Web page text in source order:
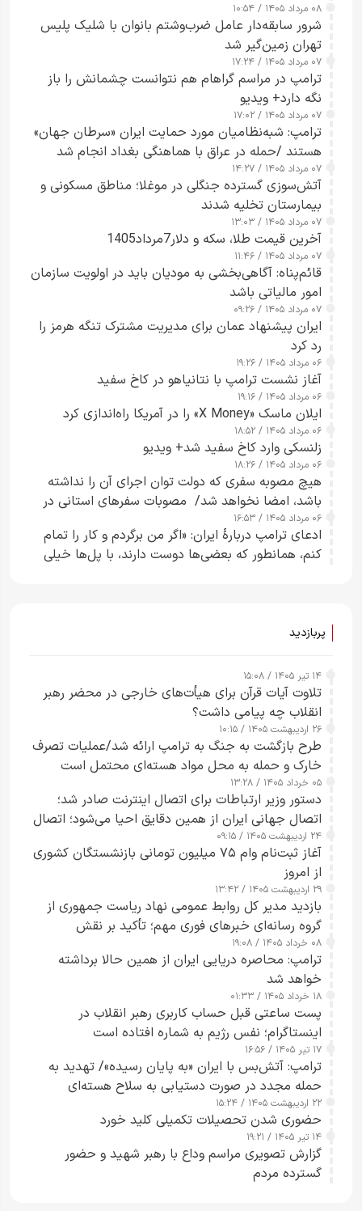
۰۸ مرداد ۱۴۰۵ / ۱۰:۵۴
شرور سابقه‌دار عامل ضرب‌وشتم بانوان با شلیک پلیس
تهران زمین‌گیر شد
۰۷ مرداد ۱۴۰۵ / ۱۷:۲۴
ترامپ در مراسم گراهام هم نتوانست چشمانش را باز
نگه دارد+ ویدیو
۰۷ مرداد ۱۴۰۵ / ۱۷:۰۲
ترامپ: شبه‌نظامیان مورد حمایت ایران «سرطان جهان»
هستند /حمله در عراق با هماهنگی بغداد انجام شد
۰۷ مرداد ۱۴۰۵ / ۱۴:۲۷
آتش‌سوزی گسترده جنگلی در موغلا؛ مناطق مسکونی و
بیمارستان تخلیه شدند
۰۷ مرداد ۱۴۰۵ / ۱۳:۰۳
آخرین قیمت طلا، سکه و دلار7مرداد1405
۰۷ مرداد ۱۴۰۵ / ۱۱:۴۶
قائم‌پناه: آگاهی‌بخشی به مودیان باید در اولویت سازمان
امور مالیاتی باشد
۰۷ مرداد ۱۴۰۵ / ۰۹:۲۶
ایران پیشنهاد عمان برای مدیریت مشترک تنگه هرمز را
رد کرد
۰۶ مرداد ۱۴۰۵ / ۱۹:۲۶
آغاز نشست ترامپ با نتانیاهو در کاخ سفید
۰۶ مرداد ۱۴۰۵ / ۱۹:۱۶
ایلان ماسک «X Money» را در آمریکا راه‌اندازی کرد
۰۶ مرداد ۱۴۰۵ / ۱۸:۵۲
زلنسکی وارد کاخ سفید شد+ ویدیو
۰۶ مرداد ۱۴۰۵ / ۱۸:۲۶
هیچ مصوبه سفری که دولت توان اجرای آن را نداشته
باشد، امضا نخواهد شد/ مصوبات سفرهای استانی در
چارچوب قانون بودجه است+ عکس
۰۶ مرداد ۱۴۰۵ / ۱۶:۵۳
ادعای ترامپ دربارهٔ ایران: «اگر من برگردم و کار را تمام
کنم، همانطور که بعضی‌ها دوست دارند، با پل‌ها خیلی
پربازدید
۱۴ تیر ۱۴۰۵ / ۱۵:۰۸
تلاوت آیات قرآن برای هیأت‌های خارجی در محضر رهبر
انقلاب چه پیامی داشت؟
۲۶ اردیبهشت ۱۴۰۵ / ۱۰:۱۵
طرح‌ بازگشت به جنگ به ترامپ ارائه شد/عملیات تصرف
خارک و حمله به محل مواد هسته‌ای محتمل است
۰۵ خرداد ۱۴۰۵ / ۱۳:۲۸
دستور وزیر ارتباطات برای اتصال اینترنت صادر شد؛
اتصال جهانی ایران از همین دقایق احیا می‌شود؛ اتصال
کامل مردم تا ۲۴ ساعت آینده
۲۴ اردیبهشت ۱۴۰۵ / ۰۹:۱۵
آغاز ثبت‌نام وام ۷۵ میلیون تومانی بازنشستگان کشوری
از امروز
۲۹ اردیبهشت ۱۴۰۵ / ۱۳:۴۲
بازدید مدیر کل روابط عمومی نهاد ریاست جمهوری از
گروه رسانه‌ای خبرهای فوری مهم؛ تأکید بر نقش
رسانه‌های هوشمند و مسئول در ارتقای آگاهی عمومی
۰۸ خرداد ۱۴۰۵ / ۱۹:۰۸
ترامپ: محاصره دریایی ایران از همین حالا برداشته
خواهد شد
۱۸ خرداد ۱۴۰۵ / ۰۱:۳۳
پست ساعتی قبل حساب کاربری رهبر انقلاب در
اینستاگرام؛ نفس رژیم به شماره افتاده است​
۱۷ تیر ۱۴۰۵ / ۱۶:۵۶
ترامپ: آتش‌بس با ایران «به پایان رسیده»/ تهدید به
حمله مجدد در صورت دستیابی به سلاح هسته‌ای
۲۲ اردیبهشت ۱۴۰۵ / ۱۵:۲۴
حضوری شدن تحصیلات تکمیلی کلید خورد
۱۴ تیر ۱۴۰۵ / ۱۹:۲۱
گزارش تصویری مراسم وداع با رهبر شهید و حضور
گسترده مردم